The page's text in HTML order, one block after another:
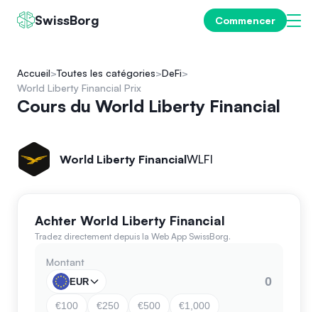
SwissBorg Commencer
Accueil Toutes les catégories DeFi
World Liberty Financial Prix
Cours du World Liberty Financial
World Liberty FinancialWLFI
Achter World Liberty Financial
Tradez directement depuis la Web App SwissBorg.
Montant
EUR
€100 €250 €500 €1,000